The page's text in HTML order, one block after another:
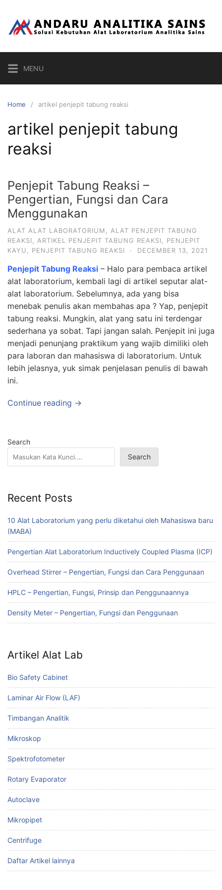
content
MENU
Home artikel penjepit tabung reaksi
artikel penjepit tabung
reaksi
Penjepit Tabung Reaksi –
Pengertian, Fungsi dan Cara
Menggunakan
ALAT ALAT LABORATORIUM
ALAT PENJEPIT TABUNG
REAKSI
ARTIKEL PENJEPIT TABUNG REAKSI
PENJEPIT
KAYU
PENJEPIT TABUNG REAKSI · DECEMBER 13, 2021
Penjepit Tabung Reaksi – Halo para pembaca artikel
alat laboratorium, kembali lagi di artikel seputar alat-
alat laboratorium. Sebelumnya, ada yang bisa
menebak penulis akan membahas apa ? Yap, penjepit
tabung reaksi. Mungkin, alat yang satu ini terdengar
sederhana ya sobat. Tapi jangan salah. Penjepit ini juga
menjadi penunjang praktikum yang wajib dimiliki oleh
para laboran dan mahasiswa di laboratorium. Untuk
lebih jelasnya, yuk simak penjelasan penulis di bawah
ini.
Continue reading →
Search
Search
Recent Posts
10 Alat Laboratorium yang perlu diketahui oleh Mahasiswa baru
(MABA)
Pengertian Alat Laboratorium Inductively Coupled Plasma (ICP)
Overhead Stirrer – Pengertian, Fungsi dan Cara Penggunaan
HPLC – Pengertian, Fungsi, Prinsip dan Penggunaannya
Density Meter – Pengertian, Fungsi dan Penggunaan
Artikel Alat Lab
Bio Safety Cabinet
Laminar Air Flow (LAF)
Timbangan Analitik
Mikroskop
Spektrofotometer
Rotary Evaporator
Autoclave
Mikropipet
Centrifuge
Daftar Artikel lainnya